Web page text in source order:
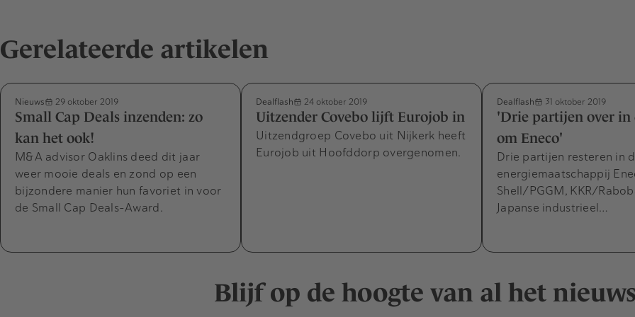
Gerelateerde artikelen
Nieuws 29 oktober 2019
Small Cap Deals inzenden: zo
kan het ook!
M&A advisor Oaklins deed dit jaar
weer mooie deals en zond op een
bijzondere manier hun favoriet in voor
de Small Cap Deals-Award.
Dealflash 24 oktober 2019
Uitzender Covebo lijft Eurojob in
Uitzendgroep Covebo uit Nijkerk heeft
Eurojob uit Hoofddorp overgenomen.
Dealflash 31 oktober 2019
'Drie partijen over in
om Eneco'
Drie partijen resteren in
energiemaatschappij
Shell/PGGM, KKR/
Japanse industrieel…
Blijf op de hoogte van al het